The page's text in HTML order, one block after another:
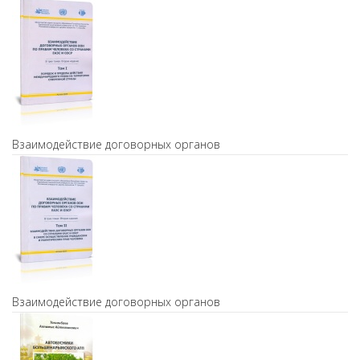
Взаимодействие договорных органов
Взаимодействие договорных органов